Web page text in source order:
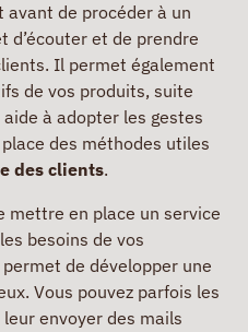
de procéder à un
d’écouter et de prendre
Il permet également
de vos produits, suite
à adopter les gestes
des méthodes utiles
des clients.
mettre en place un service
besoins de vos
de développer une
Vous pouvez parfois les
envoyer des mails